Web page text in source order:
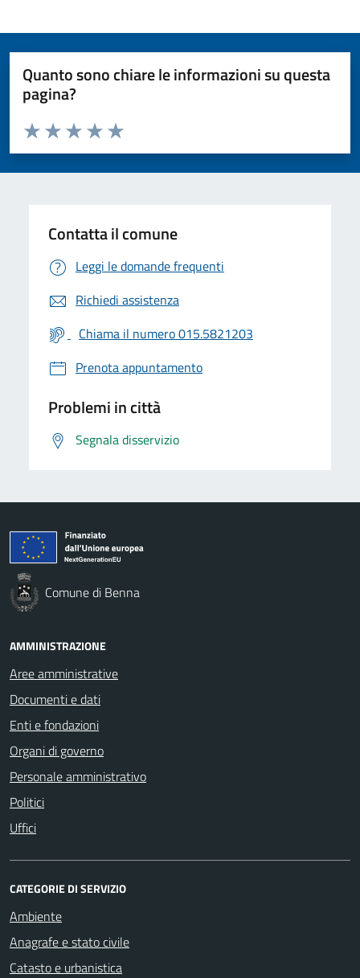
Quanto sono chiare le informazioni su questa
pagina?
Valuta da 1 a 5 stelle la pagina
Valuta 5 stelle su 5
Valuta 4 stelle su 5
Valuta 3 stelle su 5
Valuta 2 stelle su 5
Valuta 1 stelle su 5
Contatta il comune
Leggi le domande frequenti
Richiedi assistenza
Chiama il numero 015.5821203
Prenota appuntamento
Problemi in città
Segnala disservizio
Comune di Benna
AMMINISTRAZIONE
Aree amministrative
Documenti e dati
Enti e fondazioni
Organi di governo
Personale amministrativo
Politici
Uffici
CATEGORIE DI SERVIZIO
Ambiente
Anagrafe e stato civile
Catasto e urbanistica